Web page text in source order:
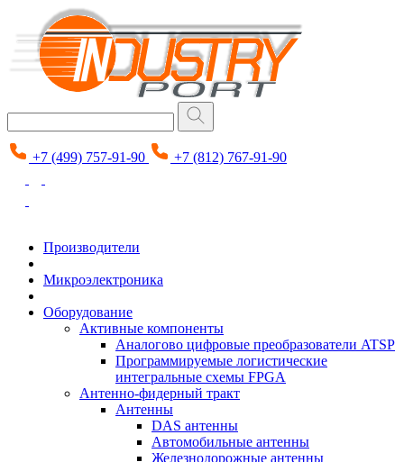
+7 (499) 757-91-90 +7 (812) 767-91-90
Производители
Микроэлектроника
Оборудование
Активные компоненты
Аналогово цифровые преобразователи ATSP
Программируемые логистические
интегральные схемы FPGA
Антенно-фидерный тракт
Антенны
DAS антенны
Автомобильные антенны
Железнодорожные антенны